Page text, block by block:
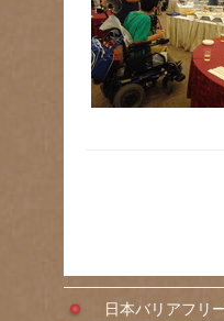
日本バリアフリ